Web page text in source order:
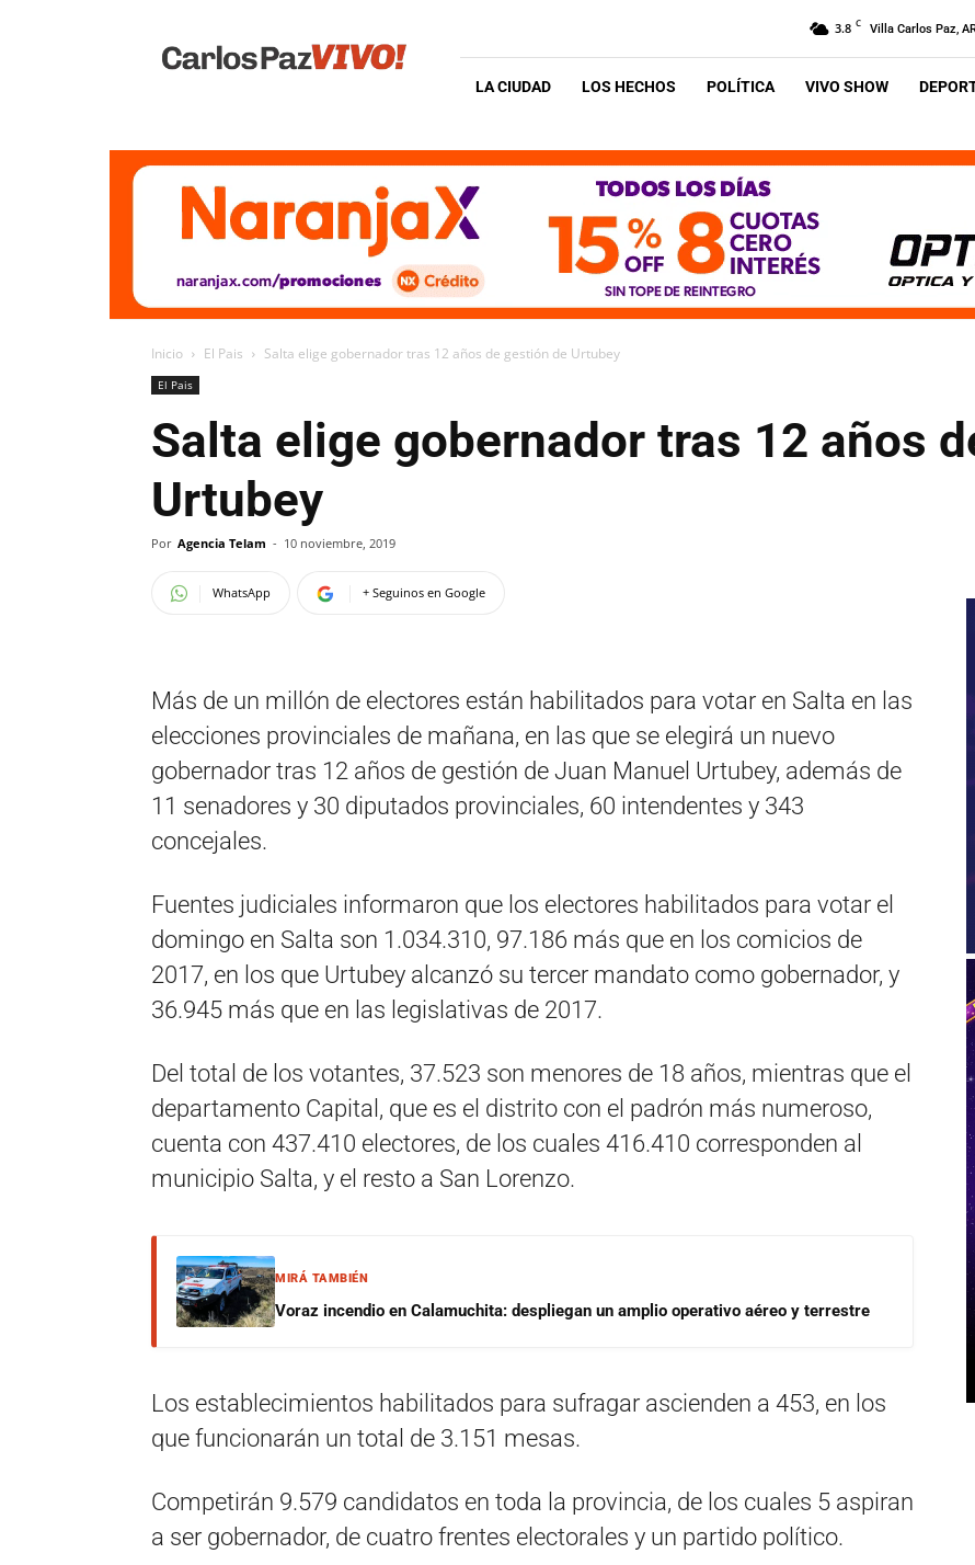
Vivo
3.8 C Villa Carlos Paz,
LA CIUDAD LOS HECHOS POLÍTICA VIVO SHOW
Inicio El Pais Salta elige gobernador tras 12 años de gestión de Urtubey
El Pais
Salta elige gobernador tras 12 años
Urtubey
Por Agencia Telam - 10 noviembre, 2019
WhatsApp + Seguinos en Google
Más de un millón de electores están habilitados para votar en Salta en las
elecciones provinciales de mañana, en las que se elegirá un nuevo
gobernador tras 12 años de gestión de Juan Manuel Urtubey, además de
11 senadores y 30 diputados provinciales, 60 intendentes y 343
concejales.
Fuentes judiciales informaron que los electores habilitados para votar el
domingo en Salta son 1.034.310, 97.186 más que en los comicios de
2017, en los que Urtubey alcanzó su tercer mandato como gobernador, y
36.945 más que en las legislativas de 2017.
Del total de los votantes, 37.523 son menores de 18 años, mientras que el
departamento Capital, que es el distrito con el padrón más numeroso,
cuenta con 437.410 electores, de los cuales 416.410 corresponden al
municipio Salta, y el resto a San Lorenzo.
MIRÁ TAMBIÉN
Voraz incendio en Calamuchita: despliegan un amplio operativo aéreo y terrestre
Los establecimientos habilitados para sufragar ascienden a 453, en los
que funcionarán un total de 3.151 mesas.
Competirán 9.579 candidatos en toda la provincia, de los cuales 5 aspiran
a ser gobernador, de cuatro frentes electorales y un partido político.